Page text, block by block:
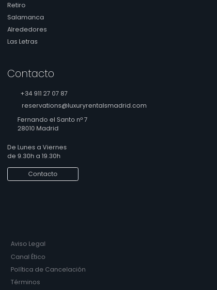
Retiro
Salamanca
Alrededores
Las Letras
Contacto
+34 911 27 07 87
reservations@luxuryrentalsmadrid.com
Fernando el Santo nº 7
28010 Madrid
De Lunes a Viernes
de 9.30h a 19.30h
Contacto
Aviso Legal
Canal Ético
Política de Cancelación
Términos